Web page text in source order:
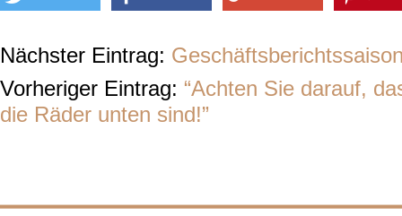
Nächster Eintrag:
Vorheriger Eintrag: “Achten Sie darauf,
die Räder unten sind!”